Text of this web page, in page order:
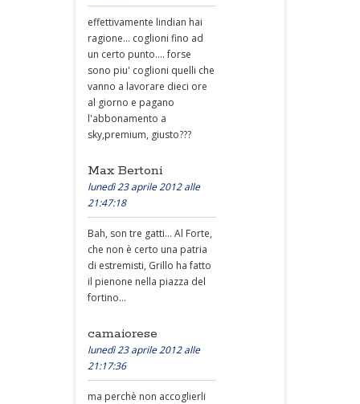
effettivamente lindian hai
ragione... coglioni fino ad
un certo punto.... forse
sono piu' coglioni quelli che
vanno a lavorare dieci ore
al giorno e pagano
l'abbonamento a
sky,premium, giusto???
Max Bertoni
lunedì 23 aprile 2012 alle
21:47:18
Bah, son tre gatti... Al Forte,
che non è certo una patria
di estremisti, Grillo ha fatto
il pienone nella piazza del
fortino...
camaiorese
lunedì 23 aprile 2012 alle
21:17:36
ma perchè non accoglierli